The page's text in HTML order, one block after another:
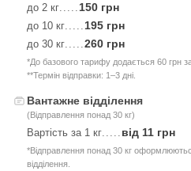
до 2 кг.....150 грн
до 10 кг.....195 грн
до 30 кг.....260 грн
*До базового тарифу додається 60 грн
**Термін відправки: 1–3 дні.
Вантажне відділення
(Відправлення понад 30 кг)
Вартість за 1 кг..... від 11 грн
*Відправлення понад 30 кг
відділення.